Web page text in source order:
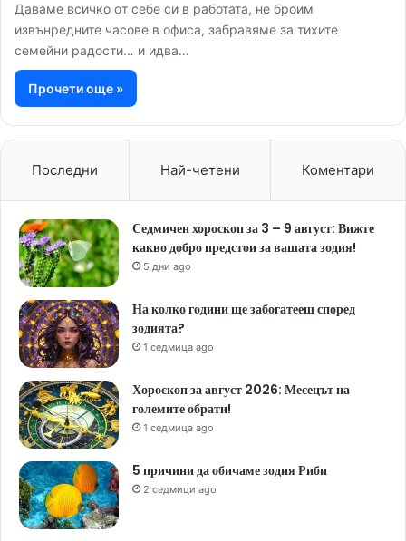
Даваме всичко oт себе си в работата, не броим
извънредните часове в офиса, забравяме за тихите
семейни радости… и идва…
Прочети още »
Последни Най-четени Коментари
Седмичен хороскоп за 3 – 9 август: Вижте
какво добро предстои за вашата зодия!
5 дни ago
На колко години ще забогатееш според
зодията?
1 седмица ago
Хороскоп за август 2026: Месецът на
големите обрати!
1 седмица ago
5 причини да обичаме зодия Риби
2 седмици ago